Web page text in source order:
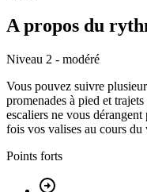
A propos du
Niveau 2 - modéré
Vous pouvez suivre
promenades à pied et
escaliers ne vous
fois vos valises au cours du
Points forts